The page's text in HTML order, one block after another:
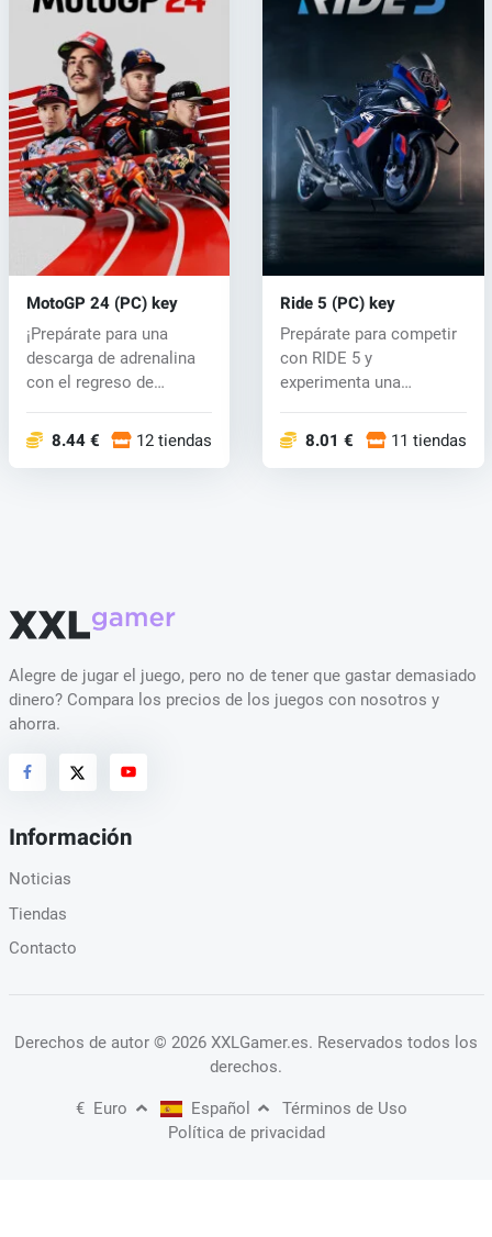
MotoGP 24 (PC) key
¡Prepárate para una
descarga de adrenalina
con el regreso de
8.44 € 12 tiendas
Ride 5 (PC) key
Prepárate para competir
con RIDE 5 y
experimenta una
8.01 € 11 tiendas
Alegre de jugar el juego, pero no de tener que gastar demasiado
dinero? Compara los precios de los juegos con nosotros y
ahorra.
Información
Noticias
Tiendas
Contacto
Derechos de autor © 2026 XXLGamer.es. Reservados todos los
derechos.
€ Euro Español
Términos de Uso
Política de privacidad